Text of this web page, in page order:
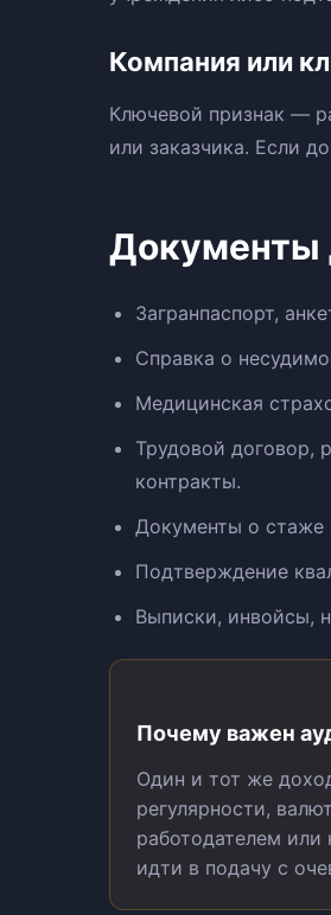
Компания или
Ключевой признак —
или заказчика. Если
Документы
Загранпаспорт,
Справка о
Медицинская
Трудовой договор,
контракты.
Документы о стаже
Подтверждение
Выписки, инвойсы,
Почему важен
Один и тот же
регулярности,
работодателем или
идти в подачу с